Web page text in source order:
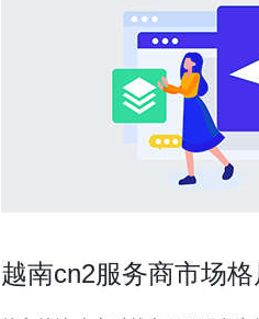
越南cn2服务商市场